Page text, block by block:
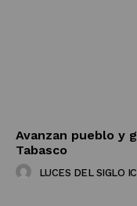
Avanzan pueblo y
Tabasco
LUCES DEL SIGLO IC